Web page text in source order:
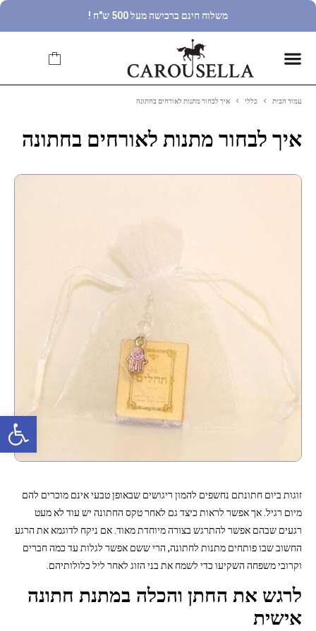
פתח סרגל נגישות
משלוח חינם ברכישה מעל 500 ש"ח !
עמוד הבית כללי איך לבחור מתנות לאורחים בחתונה
איך לבחור מתנות לאורחים בחתונה
זוגות ביום חתונתם נחשפים להמון ריגושים שבאופן טבעי אינם מוכרים להם
מיום רגיל. אך אפשר לראות כיצד גם לאחר טקס החתונה יש עוד לא מעט
רגעים שבהם אפשר להתרגש בצורה מיוחדת מאוד. אם ניקח לדוגמא את הרגע
החשוב שבו פותחים מתנות לחתונה, הרי ששם אפשר לגלות עד כמה חברים
וקרובי משפחה השקיעו כדי לשמח את בני הזוג לאחר ליל כלולותיהם.
לרגש את החתן והכלה במתנת חתונה
אישית